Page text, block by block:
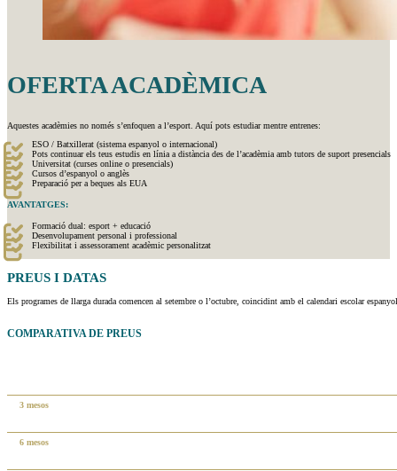
OFERTA ACADÈMICA
Aquestes acadèmies no només s’enfoquen a l’esport. Aquí pots estudiar mentre entrenes:
ESO / Batxillerat (sistema espanyol o internacional)
Pots continuar els teus estudis en línia a distància des de l’acadèmia amb tutors de suport presencials
Universitat (curses online o presencials)
Cursos d’espanyol o anglès
Preparació per a beques als EUA
AVANTATGES:
Formació dual: esport + educació
Desenvolupament personal i professional
Flexibilitat i assessorament acadèmic personalitzat
PREUS I DATAS
Els programes de llarga durada comencen al setembre o l’octubre, coincidint amb el calendari escolar
COMPARATIVA DE PREUS
3 mesos
6 mesos